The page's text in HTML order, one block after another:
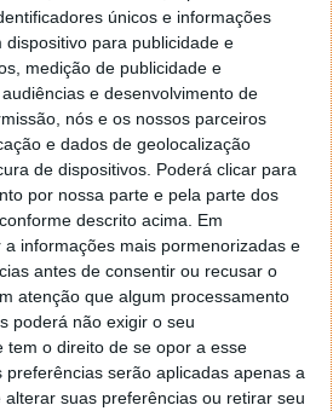
únicos e informações
para publicidade e
medição de publicidade e
e desenvolvimento de
nós e os nossos parceiros
e dados de geolocalização
de dispositivos. Poderá clicar para
por nossa parte e pela parte dos
descrito acima. Em
informações mais pormenorizadas e
antes de consentir ou recusar o
atenção que algum processamento
poderá não exigir o seu
tem o direito de se opor a esse
preferências serão aplicadas apenas a
alterar suas preferências ou retirar seu